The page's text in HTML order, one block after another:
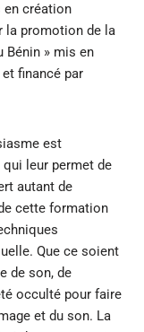
en création
la promotion de la
Bénin » mis en
financé par
est
qui leur permet de
autant de
cette formation
Que ce soient
de son, de
occulté pour faire
et du son. La